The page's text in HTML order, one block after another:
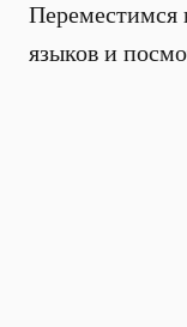
Переместимся
языков и